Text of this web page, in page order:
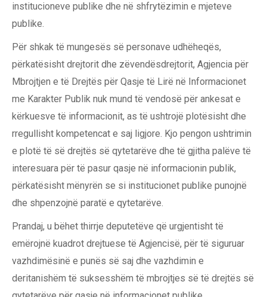
institucioneve publike dhe në shfrytëzimin e mjeteve
publike.
Për shkak të mungesës së personave udhëheqës,
përkatësisht drejtorit dhe zëvendësdrejtorit, Agjencia për
Mbrojtjen e të Drejtës për Qasje të Lirë në Informacionet
me Karakter Publik nuk mund të vendosë për ankesat e
kërkuesve të informacionit, as të ushtrojë plotësisht dhe
rregullisht kompetencat e saj ligjore. Kjo pengon ushtrimin
e plotë të së drejtës së qytetarëve dhe të gjitha palëve të
interesuara për të pasur qasje në informacionin publik,
përkatësisht mënyrën se si institucionet publike punojnë
dhe shpenzojnë paratë e qytetarëve.
Prandaj, u bëhet thirrje deputetëve që urgjentisht të
emërojnë kuadrot drejtuese të Agjencisë, për të siguruar
vazhdimësinë e punës së saj dhe vazhdimin e
deritanishëm të suksesshëm të mbrojtjes së të drejtës së